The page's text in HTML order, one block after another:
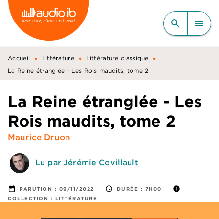
MENU RECHERCHE
CONTENU
PIED DE PAGE
search menu
Accueil • Littérature • Littérature classique •
La Reine étranglée - Les Rois maudits, tome 2
La Reine étranglée - Les
Rois maudits, tome 2
Maurice Druon
Lu par Jérémie Covillault
date_range PARUTION : 09/11/2022 access_time DURÉE : 7H00 info
COLLECTION : LITTÉRATURE